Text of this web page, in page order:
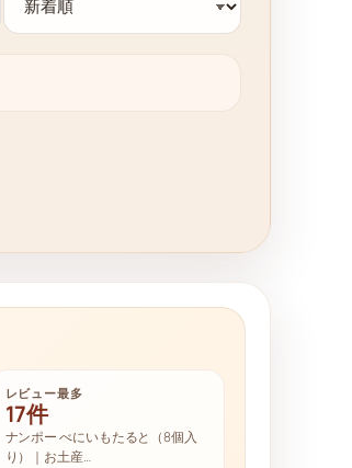
レビュー最多
17件
ナンポー べにいもたると（8個入
り）｜お土産…